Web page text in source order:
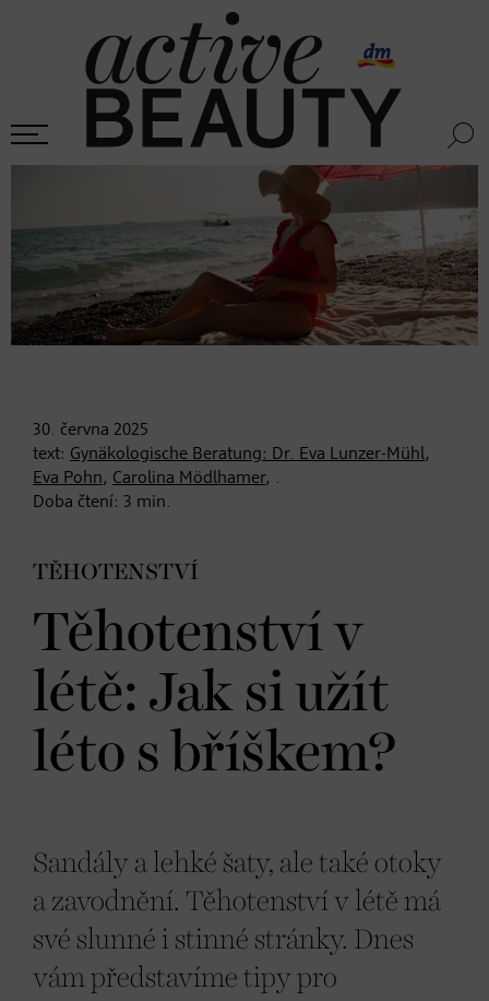
30. června 2025
text: Gynäkologische Beratung: Dr. Eva Lunzer-Mühl,
Eva Pohn, Carolina Mödlhamer, .
Doba čtení: 3 min.
TĚHOTENSTVÍ
Těhotenství v
létě: Jak si užít
léto s bříškem?
Sandály a lehké šaty, ale také otoky
a zavodnění. Těhotenství v létě má
své slunné i stinné stránky. Dnes
vám představíme tipy pro